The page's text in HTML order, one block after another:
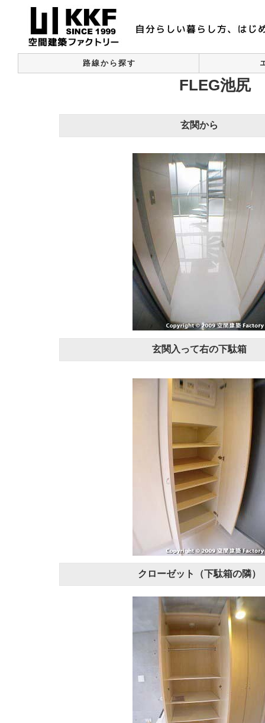
路線から探す
FLEG池尻
玄関から
玄関入って右の下駄箱
クローゼット（下駄箱の隣）